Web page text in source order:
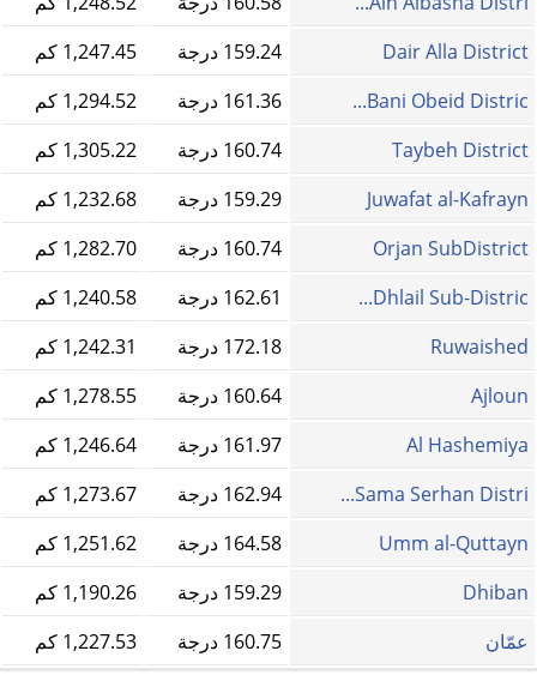
Dair Alla District
159.24 درجة
1,247.45 كم
Bani Obeid Distric...
161.36 درجة
1,294.52 كم
Taybeh District
160.74 درجة
1,305.22 كم
Juwafat al-Kafrayn
159.29 درجة
1,232.68 كم
Orjan SubDistrict
160.74 درجة
1,282.70 كم
Dhlail Sub-Distric...
162.61 درجة
1,240.58 كم
Ruwaished
172.18 درجة
1,242.31 كم
Ajloun
160.64 درجة
1,278.55 كم
Al Hashemiya
161.97 درجة
1,246.64 كم
Sama Serhan Distri...
162.94 درجة
1,273.67 كم
Umm al-Quttayn
164.58 درجة
1,251.62 كم
Dhiban
159.29 درجة
1,190.26 كم
عمّان
160.75 درجة 1,227.53 كم